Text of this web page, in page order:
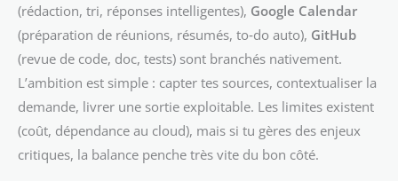
(rédaction, tri, réponses intelligentes), Google Calendar
(préparation de réunions, résumés, to‑do auto), GitHub
(revue de code, doc, tests) sont branchés nativement.
L’ambition est simple : capter tes sources, contextualiser la
demande, livrer une sortie exploitable. Les limites existent
(coût, dépendance au cloud), mais si tu gères des enjeux
critiques, la balance penche très vite du bon côté.